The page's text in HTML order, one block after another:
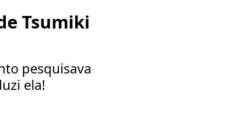
Tsumiki
pesquisava
ela!